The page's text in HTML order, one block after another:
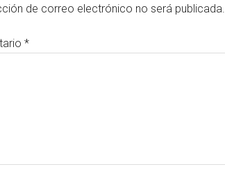
de correo electrónico no será publicada.
*